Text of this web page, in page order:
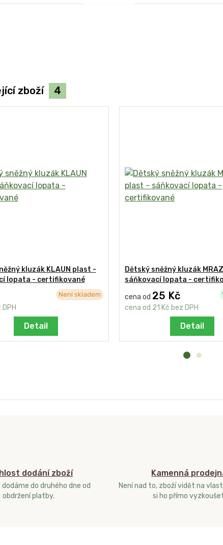
zboží 4
kluzák KLAUN plast -
lopata - certifikované
DPH
Není skladem
Detail
Dětský sněžný kluzák
sáňkovací lopata -
cena od 25 Kč
cena od 21 Kč bez DPH
Detail
dodání zboží
do druhého dne od
obdržení platby.
Kamenná
Není nad to, zboží vidět na
si ho přímo